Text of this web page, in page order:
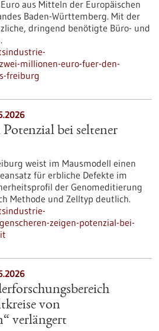
aus Mitteln der Europäischen
Baden-Württemberg. Mit der
dringend benötigte Büro- und
millionen-euro-fuer-den-
freiburg
Potenzial bei seltener
weist im Mausmodell einen
für erbliche Defekte im
der Genomeditierung
Methode und Zelltyp deutlich.
zeigen-potenzial-bei-
von
verlängert